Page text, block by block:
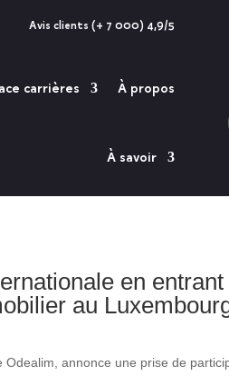
Avis clients (+ 7 000) 4,9/5
carrières À propos
À savoir
en
au
annonce une prise de